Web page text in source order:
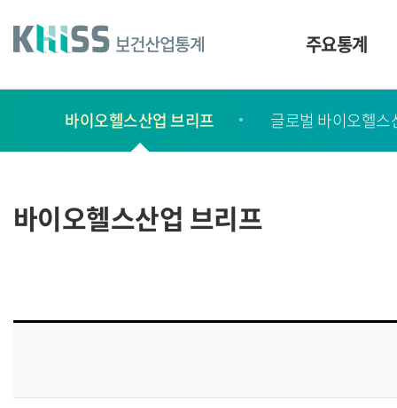
건
주요통계
서
간
행
바이오헬스산업 브리프 글로벌 바이오헬스
바이오헬스산업 브리프